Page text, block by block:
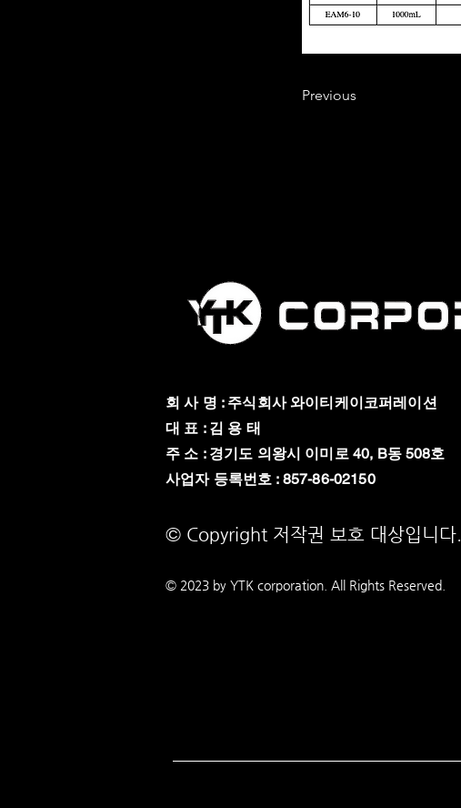
Previous
회 사 명 : 주식회사 와이티케이코퍼레이션
대 표 : 김 용 태
주 소 : 경기도 의왕시 이미로 40, B동 508호
​사업자 등록번호 : 857-86-02150
© Copyright 저작권 보호 대상입니다.
© 2023 by YTK corporation. All Rights Reserved.